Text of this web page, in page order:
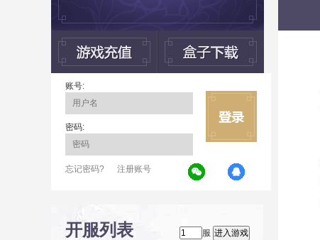
账号:
密码:
忘记密码? 注册账号
开服列表 服